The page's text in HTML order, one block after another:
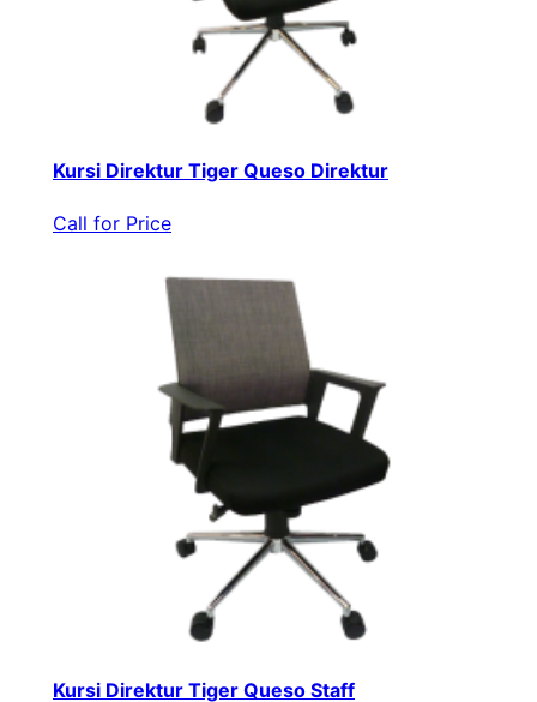
Kursi Direktur Tiger Queso Direktur
Call for Price
Kursi Direktur Tiger Queso Staff